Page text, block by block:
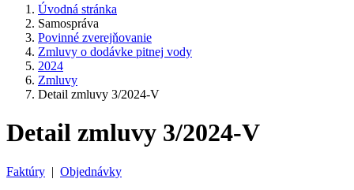
Úvodná stránka
Samospráva
Povinné zverejňovanie
Zmluvy o dodávke pitnej vody
2024
Zmluvy
Detail zmluvy 3/2024-V
Detail zmluvy 3/2024-V
Faktúry | Objednávky